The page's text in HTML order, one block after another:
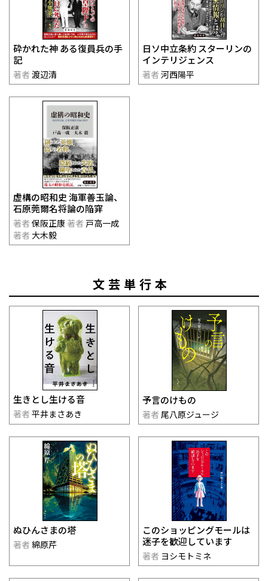
砕かれた神 ある復員兵の手
記
著者 渡辺清
日ソ中立条約 スターリンの
インテリジェンス
著者 河西陽平
虚構の昭和史 海軍善玉論、
石原莞爾名将論の陥穽
著者 保阪正康著者 戸高一成
著者 大木毅
文芸単行本
生きとし生ける音
著者 平井まさあき
予言のけもの
著者 尾八原ジュージ
ぬひんさまの塔
著者 綿原芹
このショッピングモールは
迷子を歓迎しています
著者 ヨシモトミネ